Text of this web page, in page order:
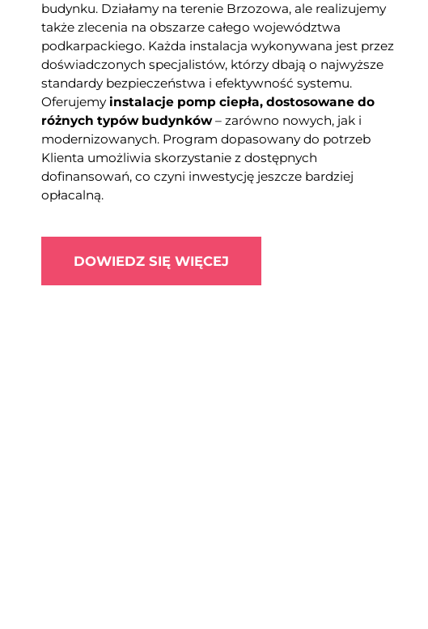
budynku. Działamy na terenie Brzozowa, ale realizujemy
także zlecenia na obszarze całego województwa
podkarpackiego. Każda instalacja wykonywana jest przez
doświadczonych specjalistów, którzy dbają o najwyższe
standardy bezpieczeństwa i efektywność systemu.
Oferujemyinstalacje pomp ciepła, dostosowane do
różnych typów budynków– zarówno nowych, jak i
modernizowanych. Program dopasowany do potrzeb
Klienta umożliwia skorzystanie z dostępnych
dofinansowań, co czyni inwestycję jeszcze bardziej
opłacalną.
DOWIEDZ SIĘ WIĘCEJ